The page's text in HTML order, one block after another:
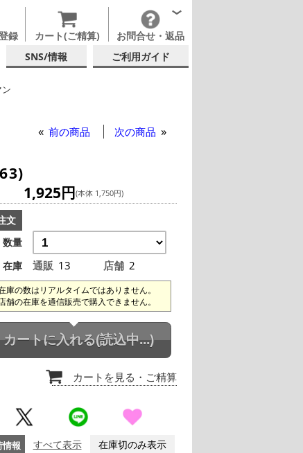
録 カート(ご精算) お問合せ・返品
SNS/情報 ご利用ガイド
前の商品 次の商品
1,925円(本体 1,750円)
文
数量
在庫
通販 13 店舗 2
庫の数はリアルタイムではありません。
舗の在庫を通信販売で購入できません。
カートに入れる(読込中...)
カートを見る ・ご精算
情報 すべて表示 在庫切のみ表示